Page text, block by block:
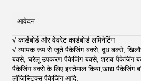
आवेदन
√ कार्डबोर्ड और वेवरेट कार्डबोर्ड लमिनेटिंग
√ व्यापक रूप से जूते पैकेजिंग बक्से, दूध बक्से,
बक्से, घरेलू उपकरण पैकेजिंग बक्से, शराब पैकेजिंग
पैकेजिंग बक्से के लिए इस्तेमाल किया,खाद्य पैकेजिंग
लॉजिस्टिक्स पैकेजिंग आदि